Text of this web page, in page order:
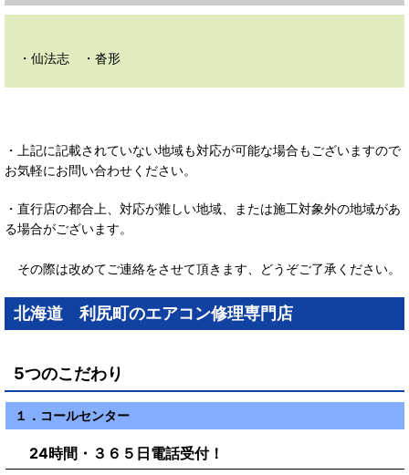
・仙法志 ・沓形
・上記に記載されていない地域も対応が可能な場合もございますので
お気軽にお問い合わせください。
・直行店の都合上、対応が難しい地域、または施工対象外の地域があ
る場合がございます。
その際は改めてご連絡をさせて頂きます、どうぞご了承ください。
北海道 利尻町のエアコン修理専門店
5つのこだわり
１．コールセンター
24時間・３６５日電話受付！